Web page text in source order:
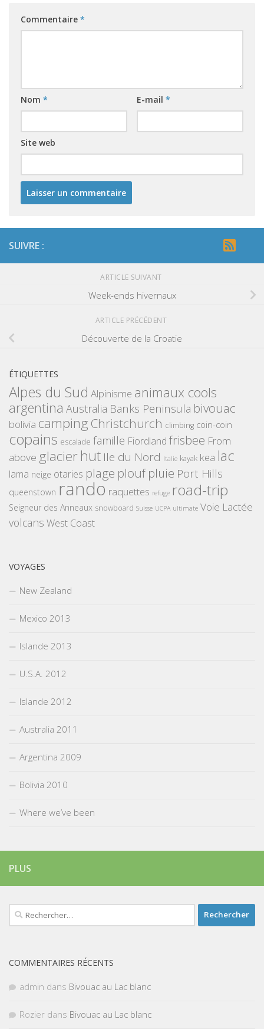
Commentaire *
Nom * E-mail *
Site web
SUIVRE :
ARTICLE SUIVANT
Week-ends hivernaux
ARTICLE PRÉCÉDENT
Découverte de la Croatie
ÉTIQUETTES
Alpes du Sud Alpinisme animaux cools
argentina Australia Banks Peninsula bivouac
bolivia camping Christchurch climbing coin-coin
copains escalade famille Fiordland frisbee From
above glacierhut Ile du Nord Italie kayak kea lac
lama neige otaries plage plouf pluie Port Hills
queenstown rando raquettes refuge road-trip
Seigneur des Anneaux snowboard Suisse UCPA ultimate Voie Lactée
volcans West Coast
VOYAGES
New Zealand
Mexico 2013
Islande 2013
U.S.A. 2012
Islande 2012
Australia 2011
Argentina 2009
Bolivia 2010
Where we’ve been
PLUS
Rechercher :
COMMENTAIRES RÉCENTS
admin dans Bivouac au Lac blanc
Rozier dans Bivouac au Lac blanc